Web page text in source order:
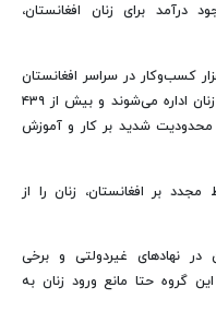
درآمد برای زنان افغانستان،
ملل گفته است که از بیش از ۸۹ هزار کسب‌وکار در سراسر افغانستان
حمایت کرده است که ۹۱ درصد آن‌ها توسط زنان اداره می‌شوند و بیش از ۴۳۹
محدودیت شدید بر کار و آموزش
بر افغانستان، زنان را از
نهادهای غیردولتی و برخی
گروه حتا مانع ورود زنان به